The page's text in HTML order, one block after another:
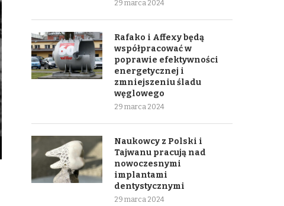
29 marca 2024
Rafako i Affexy będą
współpracować w
poprawie efektywności
energetycznej i
zmniejszeniu śladu
węglowego
29 marca 2024
Naukowcy z Polski i
Tajwanu pracują nad
nowoczesnymi
implantami
dentystycznymi
29 marca 2024